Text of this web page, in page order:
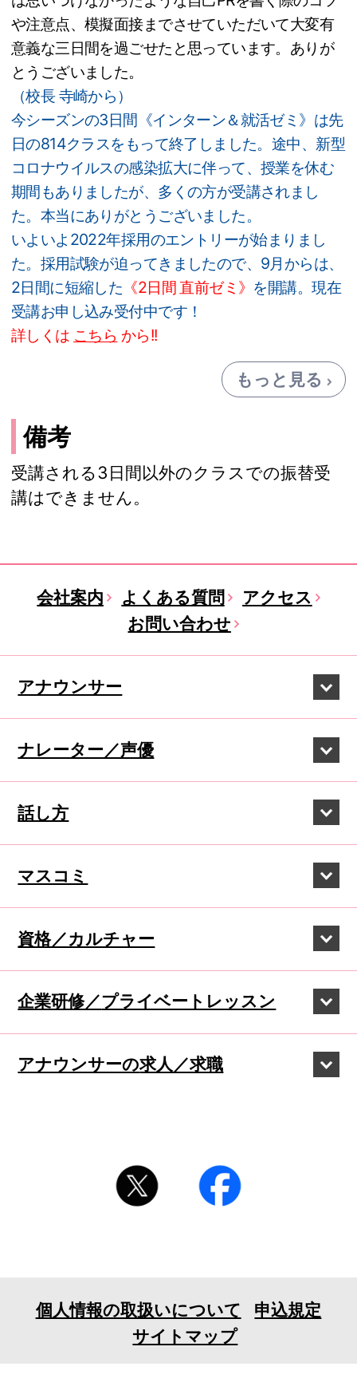
や注意点、模擬面接までさせていただいて大変有
意義な三日間を過ごせたと思っています。ありが
とうございました。
（校長 寺崎から）
今シーズンの3日間《インターン＆就活ゼミ》は先
日の814クラスをもって終了しました。途中、新型
コロナウイルスの感染拡大に伴って、授業を休む
期間もありましたが、多くの方が受講されまし
た。本当にありがとうございました。
いよいよ2022年採用のエントリーが始まりまし
た。採用試験が迫ってきましたので、9月からは、
2日間に短縮した 《2日間 直前ゼミ》 を開講。現在
受講お申し込み受付中です！
詳しくは こちら から!!
もっと見る
備考
受講される3日間以外のクラスでの振替受
講はできません。
会社案内 よくある質問
アクセス
お問い合わせ
アナウンサー
ナレーター／声優
話し方
マスコミ
資格／カルチャー
企業研修／プライベートレッスン
アナウンサーの求人／求職
個人情報の取扱いについて
申込規定
サイトマップ